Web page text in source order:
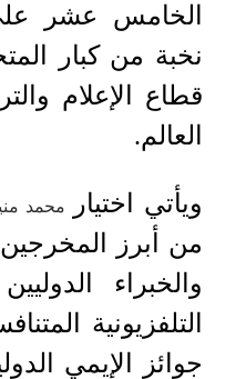
الخامس عشر
نخبة من كبار
قطاع الإعلام
العالم.
ويأتي اختيار محمد
من أبرز المخرجين
والخبراء
التلفزيونية
جوائز الإيمي